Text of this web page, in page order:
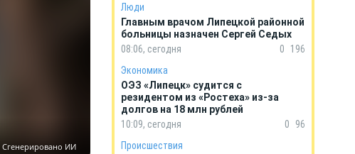
ИИ
Люди
Главным врачом Липецкой районной
больницы назначен Сергей Седых
08:06, сегодня
0
196
Экономика
ОЭЗ «Липецк» судится с
резидентом из «Ростеха» из-за
долгов на 18 млн рублей
10:09, сегодня
0
96
Происшествия